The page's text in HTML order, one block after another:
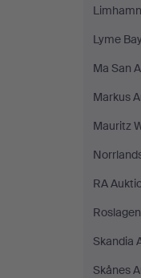
Lyme
Ma San
Markus
Mauritz
RA
Skandia
Skånes